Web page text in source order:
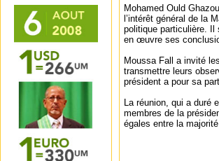
Mohamed Ould
l’intérêt général de la
politique particulière. Il
en œuvre ses
Moussa Fall a invité
transmettre leurs
président a pour sa
La réunion, qui a duré
membres de la
égales entre la